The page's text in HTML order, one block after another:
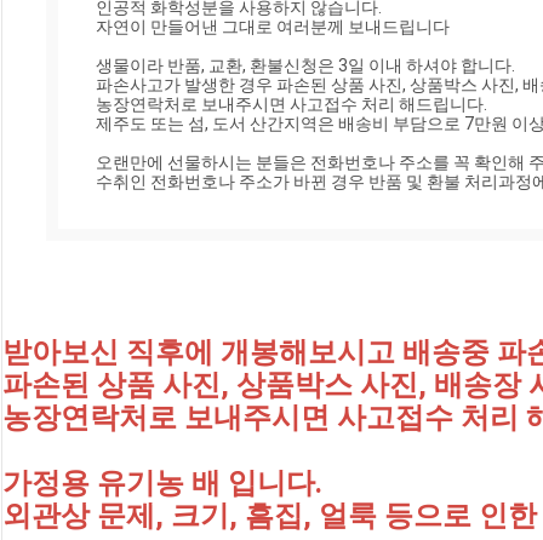
인공적 화학성분을 사용하지 않습니다.
자연이 만들어낸 그대로 여러분께 보내드립니다
생물이라 반품, 교환, 환불신청은 3일 이내 하셔야 합니다.
파손사고가 발생한 경우 파손된 상품 사진, 상품박스 사진,
농장연락처로 보내주시면 사고접수 처리 해드립니다.
제주도 또는 섬, 도서 산간지역은 배송비 부담으로 7만원 이
오랜만에 선물하시는 분들은 전화번호나 주소를 꼭 확인해
수취인 전화번호나 주소가 바뀐 경우 반품 및 환불 처리과
받아보신 직후에 개봉해보시고 배송중 파
파손된 상품 사진, 상품박스 사진, 배송장
농장연락처로 보내주시면 사고접수 처리
가정용 유기농 배 입니다.
외관상 문제, 크기, 흠집, 얼룩 등으로 인